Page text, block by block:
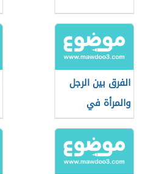
الفرق بين الرجل
والمرأة في
التفكير